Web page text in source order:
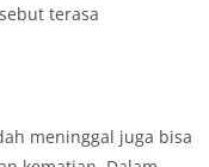
terasa
meninggal juga bisa